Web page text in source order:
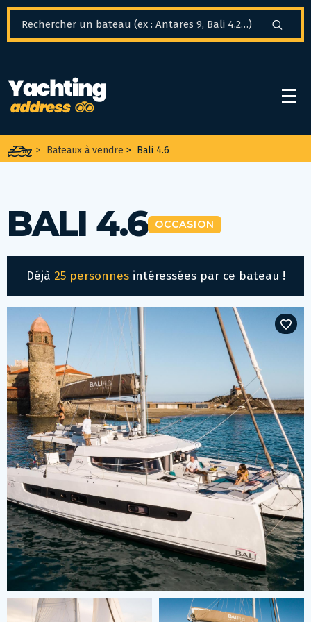
> Bateaux à vendre > Bali 4.6
BALI 4.6 OCCASION
Déjà 25 personnesintéressées par ce bateau !
Panneau de gestion des cookies